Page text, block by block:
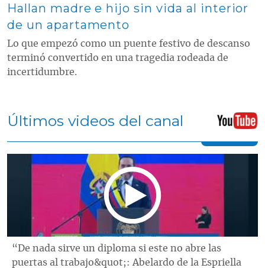
Hallan madre e hijo sin vida al interior
de un apartamento
Lo que empezó como un puente festivo de descanso
terminó convertido en una tragedia rodeada de
incertidumbre.
Últimos videos del canal
“De nada sirve un diploma si este no abre las
puertas al trabajo&quot;: Abelardo de la Espriella